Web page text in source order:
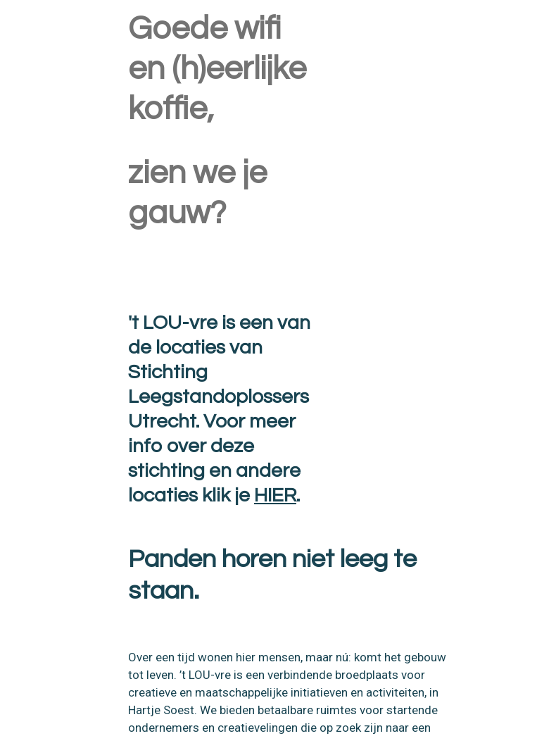
Goede wifi
en (h)eerlijke
koffie,
zien we je
gauw?
't LOU-vre is een van
de locaties van
Stichting
Leegstandoplossers
Utrecht. Voor meer
info over deze
stichting en andere
locaties klik je HIER.
Panden horen niet leeg te
staan.
Over een tijd wonen hier mensen, maar nú: komt het gebouw
tot leven. ’t LOU-vre is een verbindende broedplaats voor
creatieve en maatschappelijke initiatieven en activiteiten, in
Hartje Soest. We bieden betaalbare ruimtes voor startende
ondernemers en creatievelingen die op zoek zijn naar een